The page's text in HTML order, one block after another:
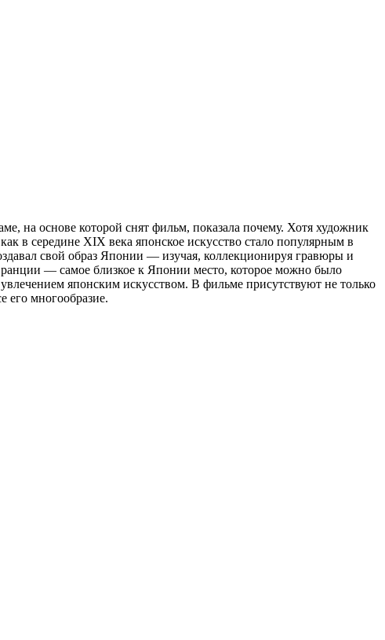
на основе которой снят фильм, показала почему. Хотя художник
в середине XIX века японское искусство стало популярным в
свой образ Японии — изучая, коллекционируя гравюры и
— самое близкое к Японии место, которое можно было
японским искусством. В фильме присутствуют не только
его многообразие.